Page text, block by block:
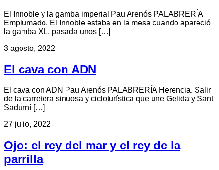
El Innoble y la gamba imperial Pau Arenós PALABRERÍA
Emplumado. El Innoble estaba en la mesa cuando apareció
la gamba XL, pasada unos […]
3 agosto, 2022
El cava con ADN
El cava con ADN Pau Arenós PALABRERÍA Herencia. Salir
de la carretera sinuosa y cicloturística que une Gelida y Sant
Sadurní […]
27 julio, 2022
Ojo: el rey del mar y el rey de la
parrilla